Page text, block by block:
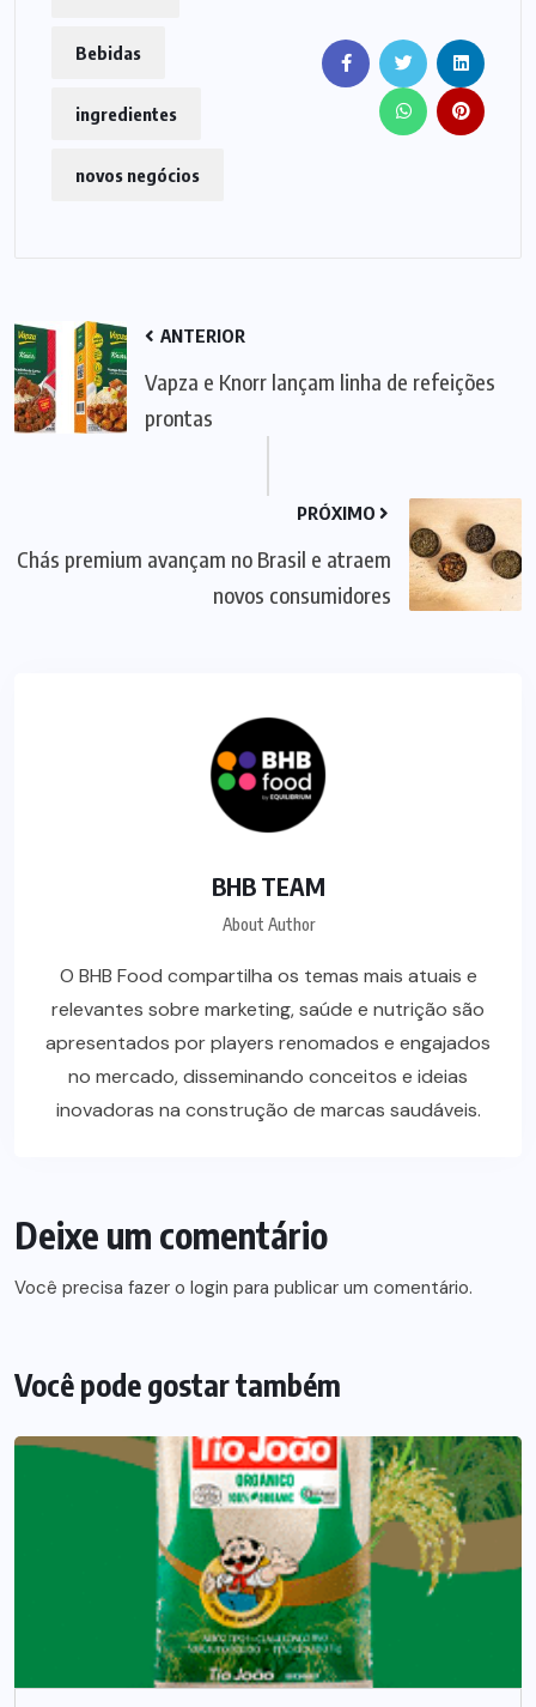
Bebidas
ingredientes
novos negócios
ANTERIOR
Vapza e Knorr lançam linha de refeições
prontas
PRÓXIMO
Chás premium avançam no Brasil e atraem
novos consumidores
BHB TEAM
About Author
O BHB Food compartilha os temas mais atuais e
relevantes sobre marketing, saúde e nutrição são
apresentados por players renomados e engajados
no mercado, disseminando conceitos e ideias
inovadoras na construção de marcas saudáveis.
Deixe um comentário
Você precisa fazer o login para publicar um comentário.
Você pode gostar também